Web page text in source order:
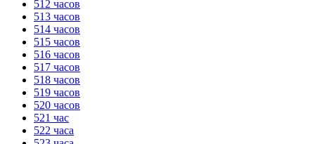
512 часов
513 часов
514 часов
515 часов
516 часов
517 часов
518 часов
519 часов
520 часов
521 час
522 часа